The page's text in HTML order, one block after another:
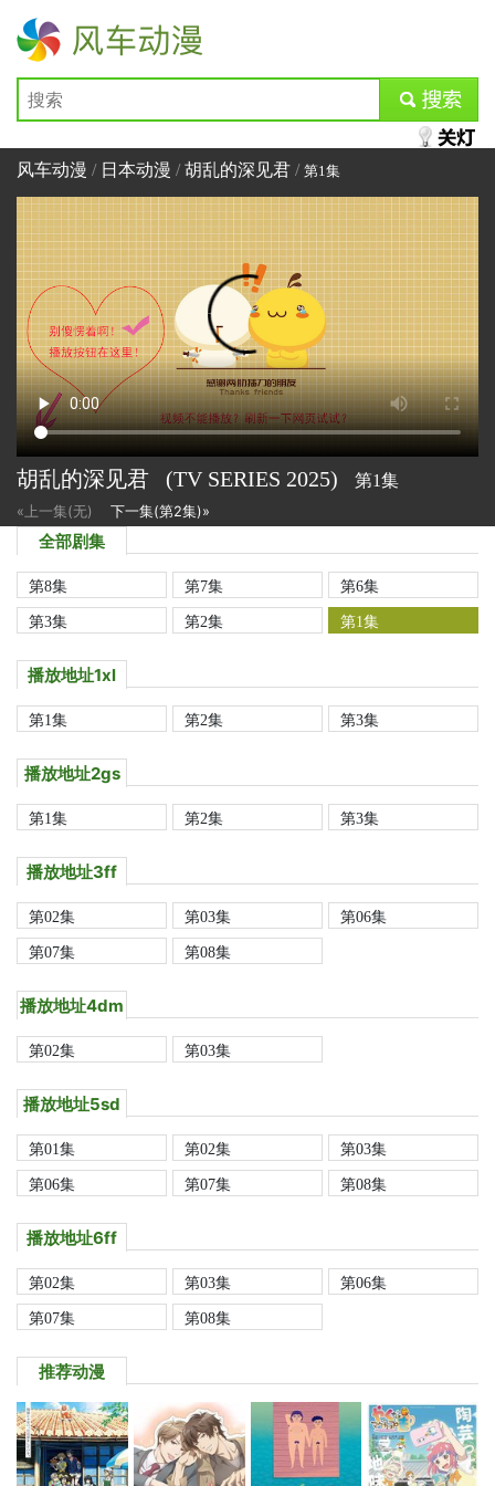
风车动漫
submit
风车动漫 / 日本动漫 /胡乱的深见君 / 第1集
胡乱的深见君 (TV SERIES 2025) 第1集
«上一集(无) 下一集(第2集)»
全部剧集
第8集 第7集
第6集
第3集
第2集 第1集
播放地址1xl
第1集 第2集 第3集
播放地址2gs
第1集 第2集 第3集
播放地址3ff
第02集 第03集
第06集
第07集
第08集
播放地址4dm
第02集 第03集
播放地址5sd
第01集 第02集
第03集
第06集
第07集 第08集
播放地址6ff
第02集 第03集
第06集
第07集
第08集
推荐动漫